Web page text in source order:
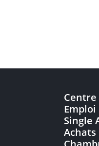
Centre
Single
Achats